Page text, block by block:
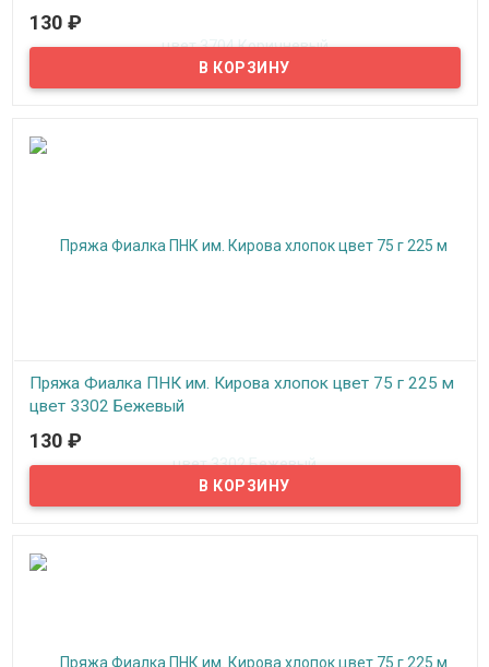
В наличии
Нитки для вязания "Фиалка" хлопок, цвет 3704 Коричневый, ПНК
130 ₽
Пряжа Фиалка ПНК им. Кирова хлопок цвет 75 г 225 м
цвет 3302 Бежевый
В наличии
Нитки для вязания "Фиалка" хлопок, цвет 3302 Бежевый, ПНК им.
130 ₽